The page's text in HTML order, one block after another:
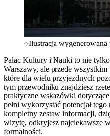
Ilustracja wygenerowana
Pałac Kultury i Nauki to nie
Warszawy, ale przede
które dla wielu przyjezdnych
tym przewodniku znajdziesz
praktyczne wskazówki
pełni wykorzystać potencjał tego
kompletny zestaw informacji,
wizytę, odkryjesz najciekawsze
formalności.